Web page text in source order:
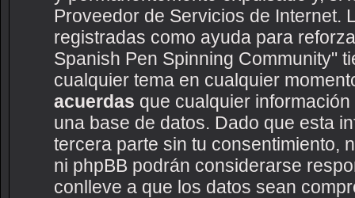
Proveedor de Servicios de Internet.
registradas como ayuda para
Spanish Pen Spinning Community"
cualquier tema en cualquier
acuerdas que cualquier
una base de datos. Dado que esta
tercera parte sin tu consentimiento,
ni phpBB podrán considerarse
conlleve a que los datos sean